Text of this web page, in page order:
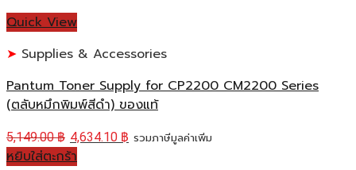
Quick View
Supplies & Accessories
Pantum Toner Supply for CP2200 CM2200 Series
(ตลับหมึกพิมพ์สีดำ) ของแท้
5,149.00฿ 4,634.10 ฿ รวมภาษีมูลค่าเพิ่ม
หยิบใส่ตะกร้า